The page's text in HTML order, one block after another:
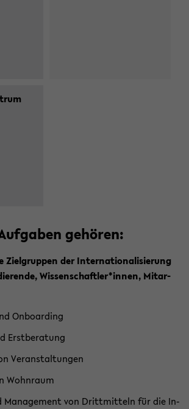
ge­hö­ren:
Ziel­grup­pen der In­ter­na­tio­na­li­sie­rung
Wis­sen­schaft­ler*innen, Mit­ar­
On­boar­ding
Erst­be­ra­tung
Ver­an­stal­tun­gen
Wohn­raum
Ma­nage­ment von Dritt­mit­teln für die In­